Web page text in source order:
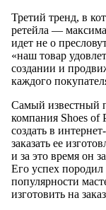
Третий тренд, в
ретейла —
идет не о
«наш товар
создании и
каждого
Самый известный
компания Shoes of
создать в
заказать ее
и за это время он
Его успех породил
популярности
изготовить на